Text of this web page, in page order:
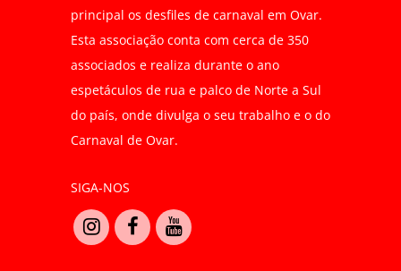
principal os desfiles de carnaval em Ovar.
Esta associação conta com cerca de 350
associados e realiza durante o ano
espetáculos de rua e palco de Norte a Sul
do país, onde divulga o seu trabalho e o do
Carnaval de Ovar.
SIGA-NOS